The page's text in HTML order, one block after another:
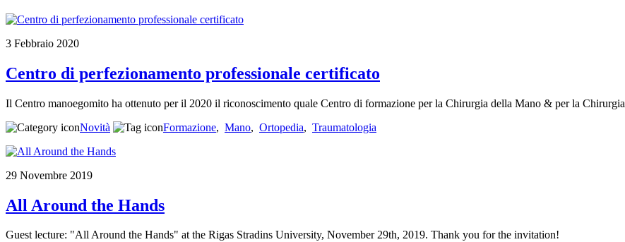
3 Febbraio 2020
Centro di perfezionamento professionale certificato
Il Centro manoegomito ha ottenuto per il 2020 il riconoscimento quale Centro di formazione per la Chirurgia della Mano & per la Chirurgia
Novità
Formazione, Mano, Ortopedia, Traumatologia
29 Novembre 2019
All Around the Hands
Guest lecture: "All Around the Hands" at the Rigas Stradins University, November 29th, 2019. Thank you for the invitation!